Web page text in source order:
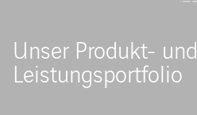
Unser Produkt- und
Leistungsportfolio